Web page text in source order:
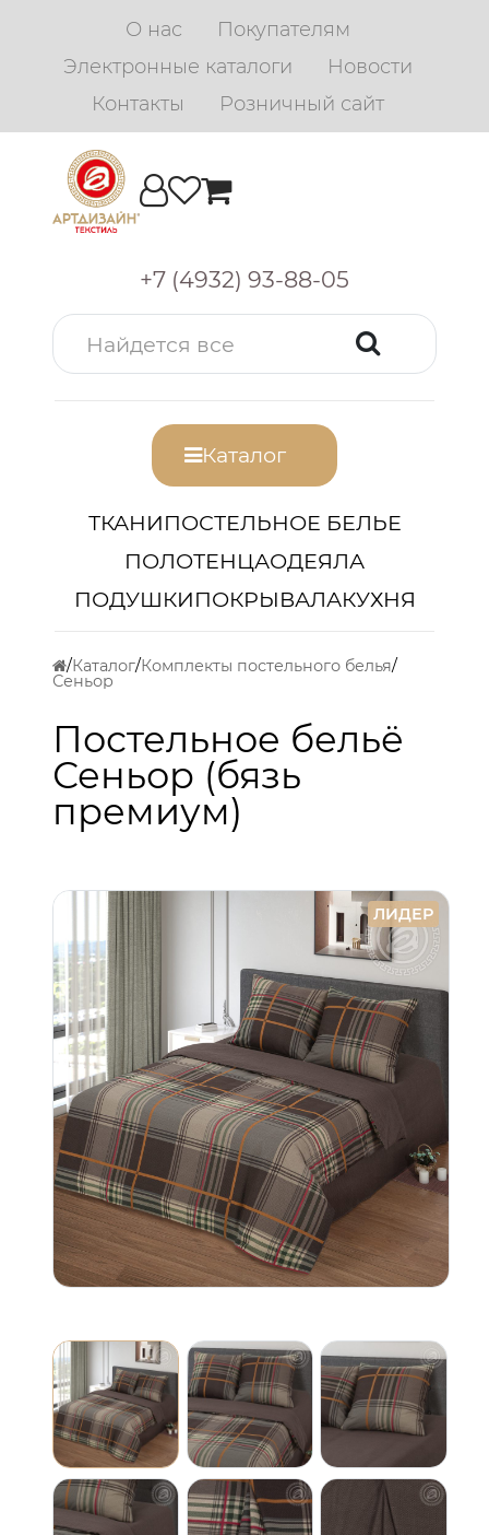
О нас
Покупателям
Электронные каталоги
Новости
Контакты
Розничный сайт
+7 (4932) 93-88-05
Каталог
ТКАНИПОСТЕЛЬНОЕ БЕЛЬЕ
ПОЛОТЕНЦАОДЕЯЛА
ПОДУШКИПОКРЫВАЛАКУХНЯ
Каталог Комплекты постельного белья
Сеньор
Постельное бельё
Сеньор (бязь
премиум)
ЛИДЕР